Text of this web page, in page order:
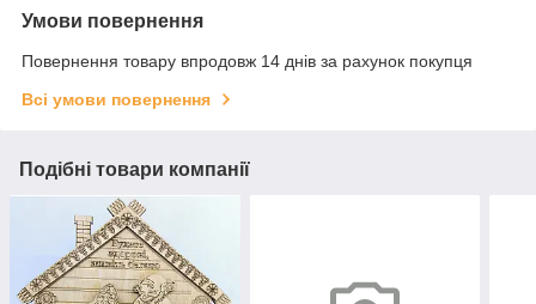
Умови повернення
Повернення товару впродовж 14 днів за рахунок покупця
Всі умови повернення
Подібні товари компанії